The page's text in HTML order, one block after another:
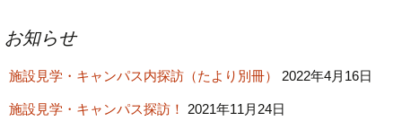
投
稿
ナ
ビ
お知らせ
施設見学・キャンパス内探訪（たより別冊） 2022年4月16日
施設見学・キャンパス探訪！ 2021年11月24日